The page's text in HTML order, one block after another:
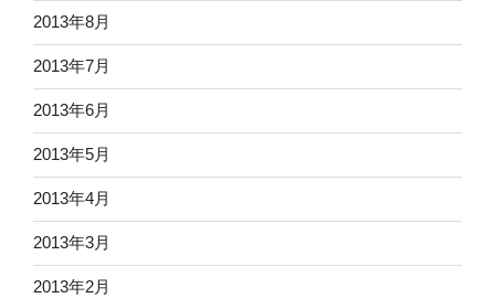
2013年8月
2013年7月
2013年6月
2013年5月
2013年4月
2013年3月
2013年2月